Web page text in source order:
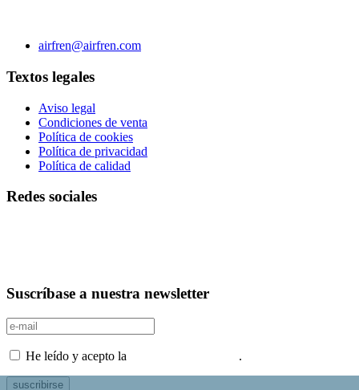
airfren@airfren.com
Textos legales
Aviso legal
Condiciones de venta
Política de cookies
Política de privacidad
Política de calidad
Redes sociales
Suscríbase a nuestra newsletter
He leído y acepto la .
suscribirse